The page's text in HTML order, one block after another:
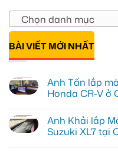
Chọn danh mục
BÀI VIẾT MỚI NHẤT
Anh Tấn lắp
Honda CR-V ở
bình
luận
ở
Anh Khải lắp
Suzuki XL7 tại